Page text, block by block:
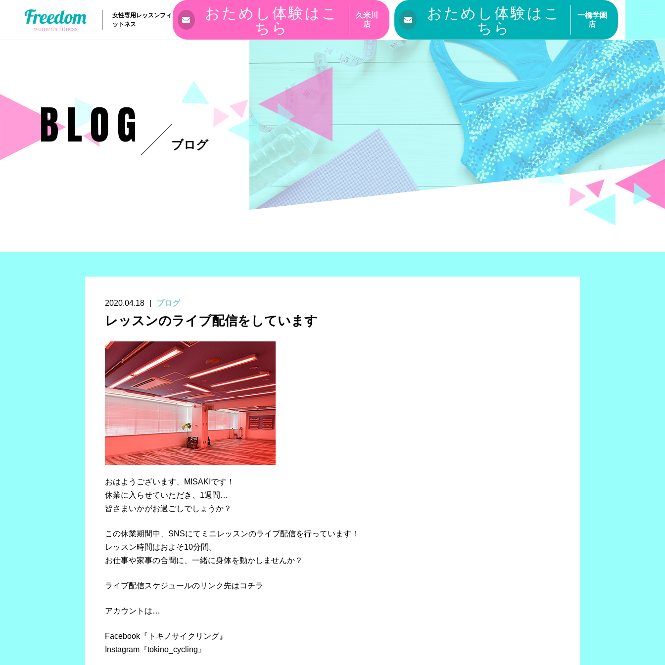
女性専用レッスンフィ
ットネス
おためし体験はこ
ちら
久米川
店
おためし体験はこ
ちら
一橋学園
店
BLOG ブログ
2020.04.18 ブログ
レッスンのライブ配信をしています
おはようございます、MISAKIです！
休業に入らせていただき、1週間…
皆さまいかがお過ごしでしょうか？
この休業期間中、SNSにてミニレッスンのライブ配信を行っています！
レッスン時間はおよそ10分間。
お仕事や家事の合間に、一緒に身体を動かしませんか？
ライブ配信スケジュールのリンク先はコチラ
アカウントは…
Facebook『トキノサイクリング』
Instagram『tokino_cycling』